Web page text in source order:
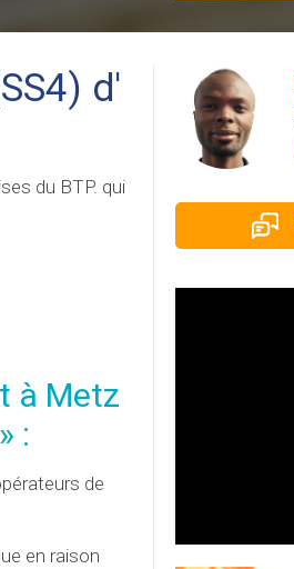
d'
du BTP. qui
à Metz
:
de
en raison